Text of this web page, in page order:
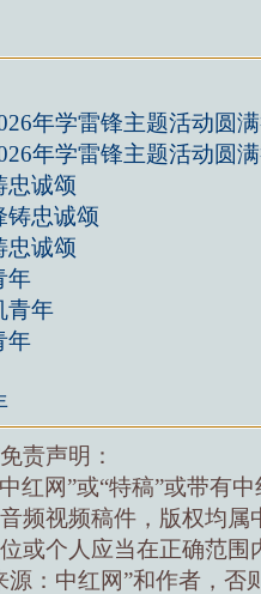
年学雷锋主题活动圆
年学雷锋主题活动圆
忠诚颂
铸忠诚颂
忠诚颂
年
青年
年
责声明：
红网”或“特稿”或带有
频视频稿件，版权均属
或个人应当在正确范围
源：中红网”和作者，否